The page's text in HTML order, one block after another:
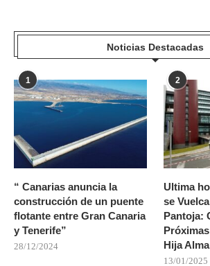
Noticias Destacadas
1
“ Canarias anuncia la
construcción de un puente
flotante entre Gran Canaria
y Tenerife”
28/12/2024
2
Ultima
se
Pantoja:
Hija Alma
13/01/2025